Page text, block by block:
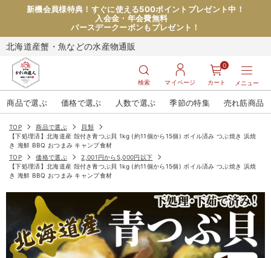
新機会員様特典！すぐに使える500ポイントプレゼント中！
入会金・年会費無料
バースデークーポンもプレゼント！
北海道産蟹・魚などの水産物通販
検索 マイページ カート
0
メニュー
商品で選ぶ 価格で選ぶ 人数で選ぶ 季節の特集 売れ筋商品
TOP 商品で選ぶ
貝類
【下処理済】北海道産 殻付き青つぶ貝 1kg (約11個から15個) ボイル済み つぶ焼き 浜焼
き 海鮮 BBQ おつまみ キャンプ食材
TOP
価格で選ぶ
2,001円から5,000円以下
【下処理済】北海道産 殻付き青つぶ貝 1kg (約11個から15個) ボイル済み つぶ焼き 浜焼
き 海鮮 BBQ おつまみ キャンプ食材